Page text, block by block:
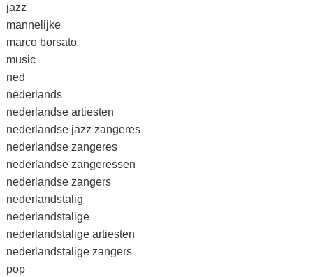
jazz
mannelijke
marco borsato
music
ned
nederlands
nederlandse artiesten
nederlandse jazz zangeres
nederlandse zangeres
nederlandse zangeressen
nederlandse zangers
nederlandstalig
nederlandstalige
nederlandstalige artiesten
nederlandstalige zangers
pop